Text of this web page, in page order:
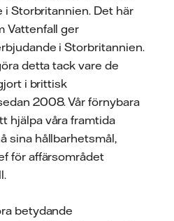
i Storbritannien. Det här
Vattenfall ger
i Storbritannien.
detta tack vare de
i brittisk
2008. Vår förnybara
hjälpa våra framtida
sina hållbarhetsmål,
för affärsområdet
betydande